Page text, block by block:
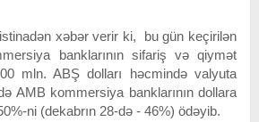
xəbər verir ki, bu gün keçirilən
banklarının sifariş və qiymət
mln. ABŞ dolları həcmində valyuta
AMB kommersiya banklarının dollara
ni (dekabrın 28-də - 46%) ödəyib.